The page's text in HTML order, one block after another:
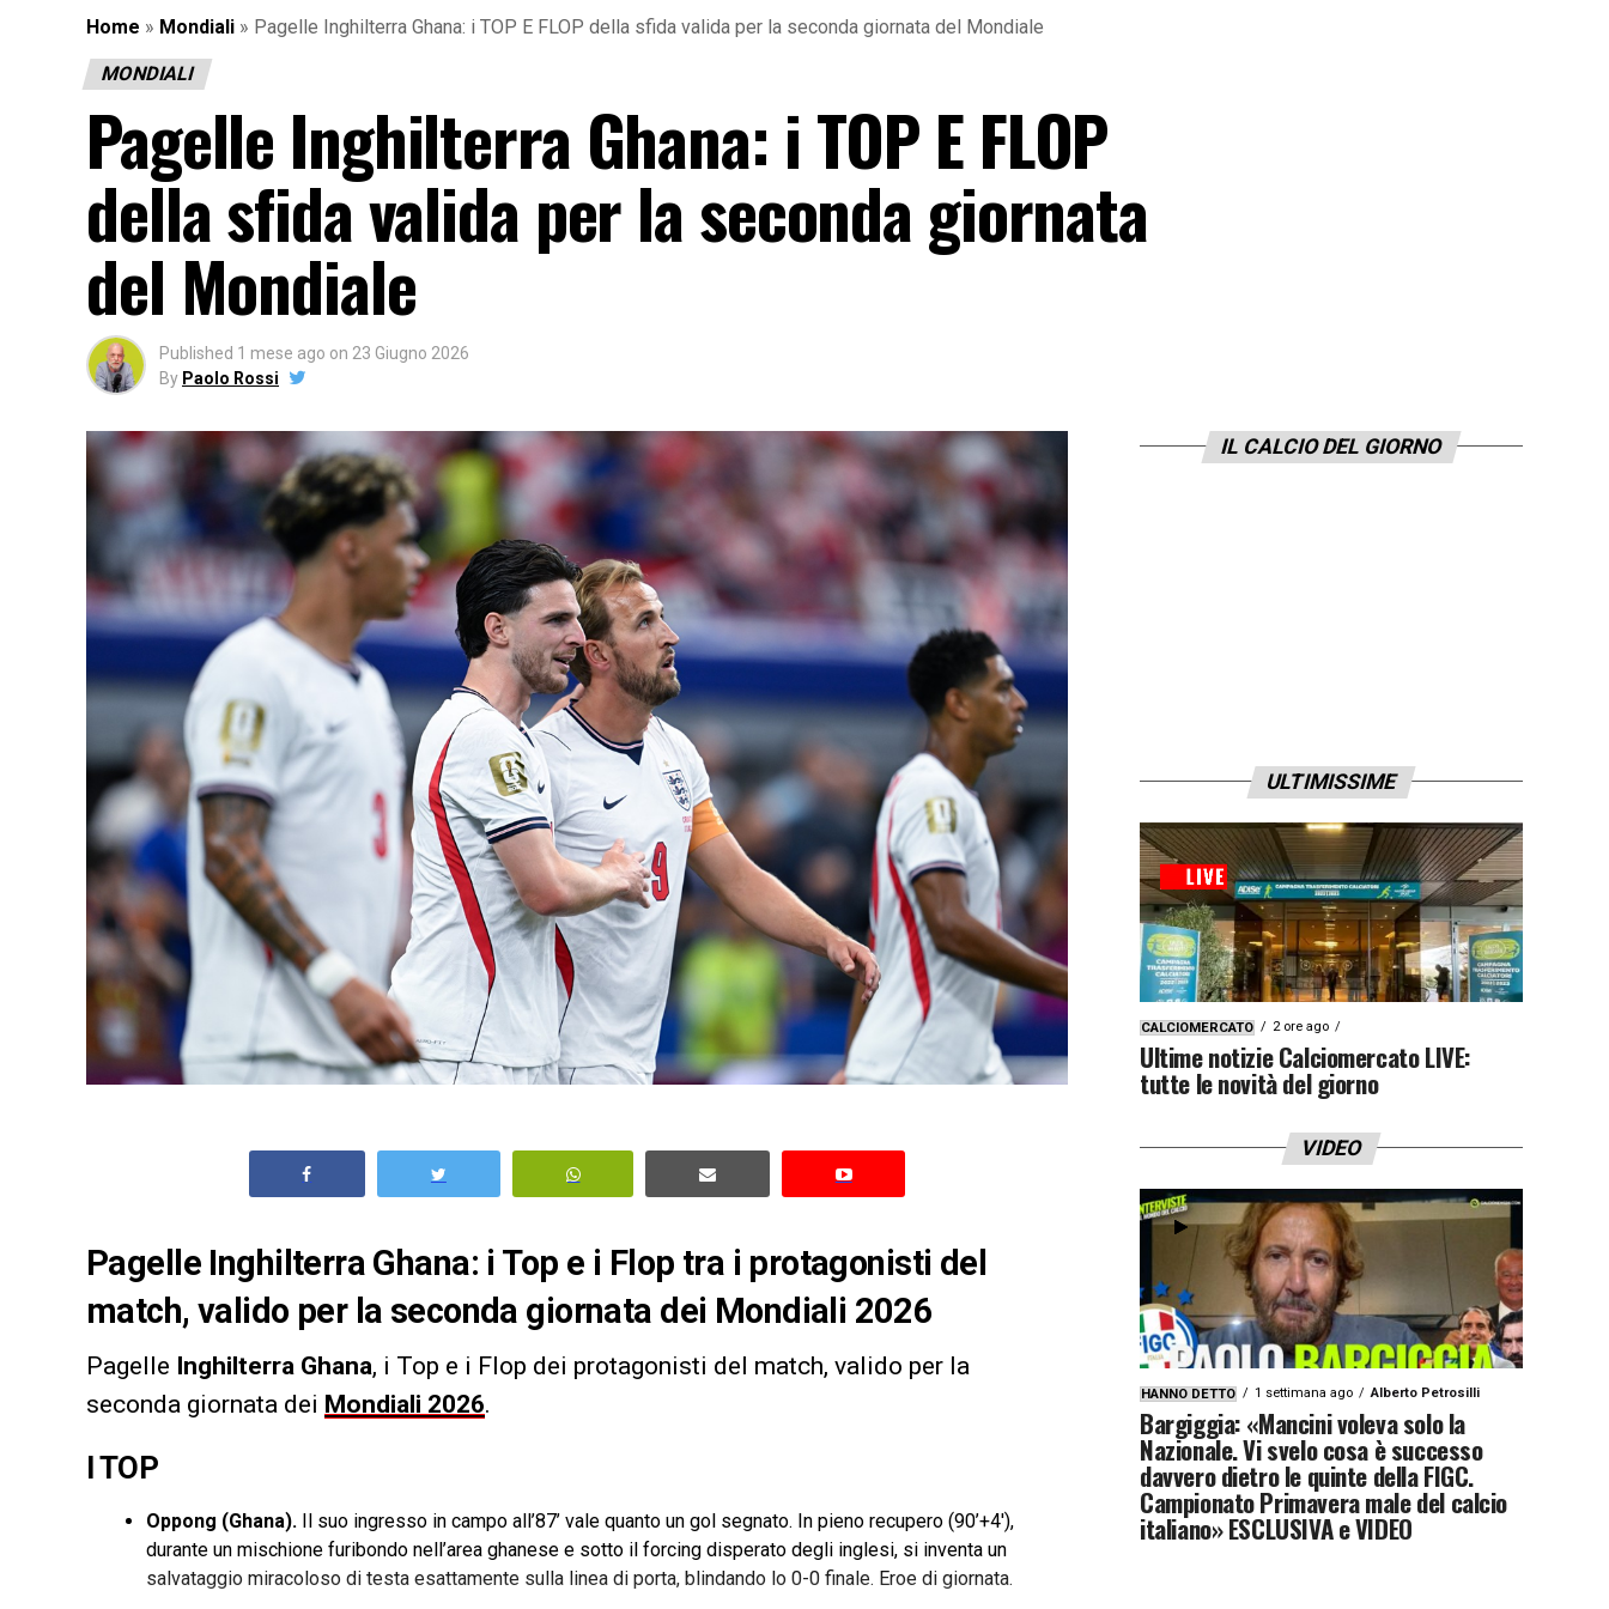
Home » Mondiali » Pagelle Inghilterra Ghana: i TOP E FLOP della sfida valida per la seconda giornata del Mondiale
MONDIALI
Pagelle Inghilterra Ghana: i TOP E FLOP
della sfida valida per la seconda giornata
del Mondiale
Published 1 mese ago on 23 Giugno 2026
By Paolo Rossi
Pagelle Inghilterra Ghana: i Top e i Flop tra i protagonisti del
match, valido per la seconda giornata dei Mondiali 2026
Pagelle Inghilterra Ghana, i Top e i Flop dei protagonisti del match, valido per la
seconda giornata dei Mondiali 2026.
I TOP
Oppong (Ghana). Il suo ingresso in campo all’87’ vale quanto un gol segnato. In pieno recupero (90’+4′),
durante un mischione furibondo nell’area ghanese e sotto il forcing disperato degli inglesi, si inventa un
salvataggio miracoloso di testa esattamente sulla linea di porta, blindando lo 0-0 finale. Eroe di giornata.
IL CALCIO DEL GIORNO
ULTIMISSIME
CALCIOMERCATO 2 ore ago
Ultime notizie Calciomercato LIVE:
tutte le novità del giorno
VIDEO
HANNO DETTO 1 settimana ago Alberto Petrosilli
Bargiggia: «Mancini voleva solo la
Nazionale. Vi svelo cosa è successo
davvero dietro le quinte della FIGC.
Campionato Primavera male del calcio
italiano» ESCLUSIVA e VIDEO